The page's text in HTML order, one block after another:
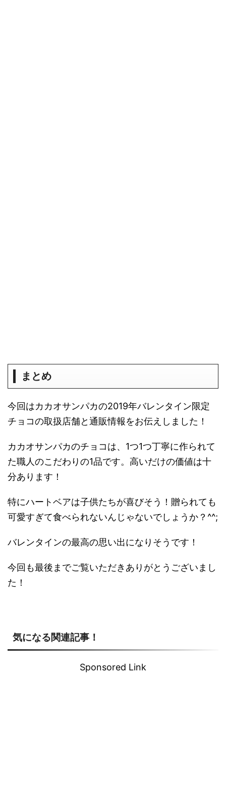
まとめ
今回はカカオサンパカの2019年バレンタイン限定
チョコの取扱店舗と通販情報をお伝えしました！
カカオサンパカのチョコは、1つ1つ丁寧に作られて
た職人のこだわりの1品です。高いだけの価値は十
分あります！
特にハートベアは子供たちが喜びそう！贈られても
可愛すぎて食べられないんじゃないでしょうか？^^;
バレンタインの最高の思い出になりそうです！
今回も最後までご覧いただきありがとうございまし
た！
気になる関連記事！
Sponsored Link